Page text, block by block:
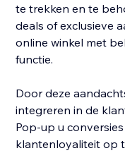
te trekken en te
deals of exclusieve
online winkel met
functie.
Door deze
integreren in de
Pop-up u
klantenloyaliteit op